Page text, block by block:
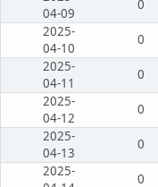
04-09
0
2025-
04-10
0
2025-
04-11
0
2025-
04-12
0
2025-
04-13
0
2025-
0